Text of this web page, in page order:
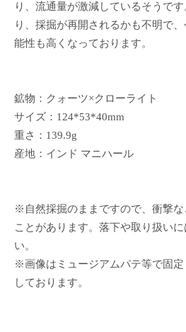
り、流通量が激減しているそうで
り、採掘が再開されるかも不明で
能性も高くなっております。
鉱物：クォーツ×クローライト
サイズ：124*53*40mm
重さ：139.9g
産地：インド マニハール
※自然採掘のままですので、衝撃
ことがあります。落下や取り扱い
い。
※画像はミュージアムパテ等で固
しております。